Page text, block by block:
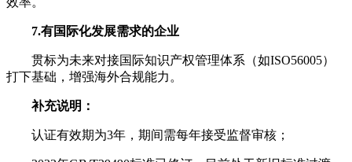
7.有国际化发展需求的企业
贯标为未来对接国际知识产权管理体系（如ISO56005）
打下基础，增强海外合规能力。
补充说明：
认证有效期为3年，期间需每年接受监督审核；